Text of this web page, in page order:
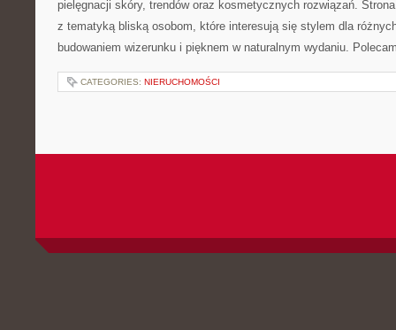
pielęgnacji skóry, trendów oraz kosmetycznych rozwiązań.
z tematyką bliską osobom, które interesują się stylem dla
budowaniem wizerunku i pięknem w naturalnym wydaniu.
CATEGORIES: NIERUCHOMOŚCI